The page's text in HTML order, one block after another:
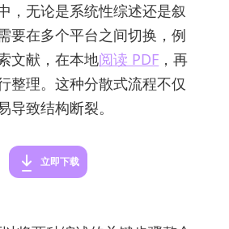
，无论是系统性综述还是叙
要在多个平台之间切换，例
文献，在本地阅读 PDF ，再
整理。这种分散式流程不仅
导致结构断裂。
立即下载